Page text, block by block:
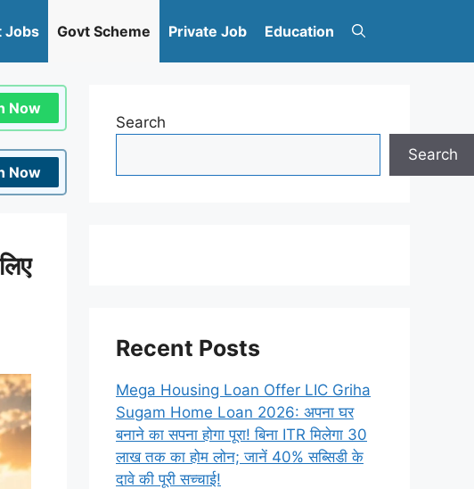
Jobs Govt Scheme Private Job Education
Now
Now
Search
Search
Recent Posts
Mega Housing Loan Offer LIC Griha
Sugam Home Loan 2026: अपना घर
बनाने का सपना होगा पूरा! बिना ITR मिलेगा 30
लाख तक का होम लोन; जानें 40% सब्सिडी के
दावे की पूरी सच्चाई!